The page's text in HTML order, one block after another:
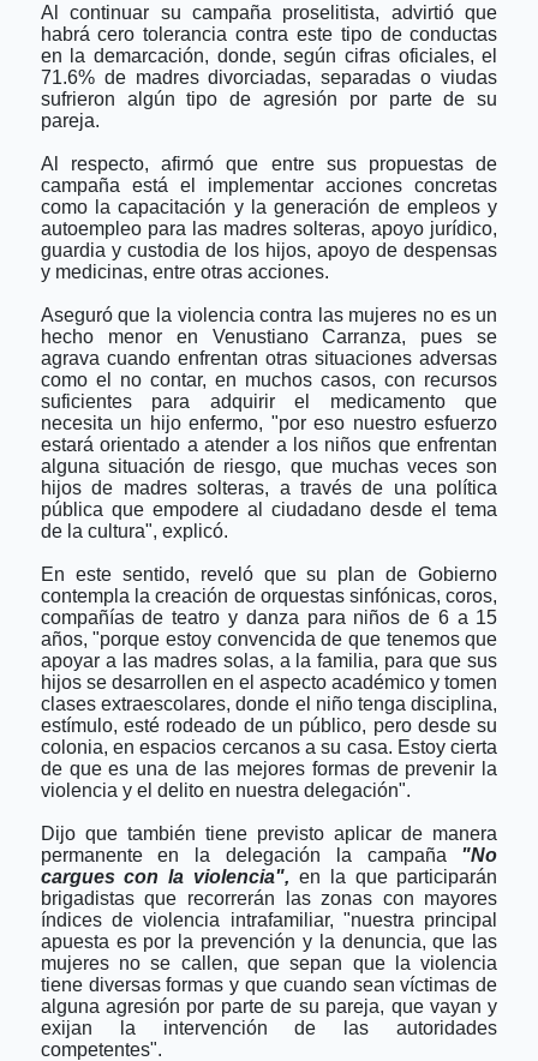
Al continuar su campaña proselitista, advirtió que
habrá cero tolerancia contra este tipo de conductas
en la demarcación, donde, según cifras oficiales, el
71.6% de madres divorciadas, separadas o viudas
sufrieron algún tipo de agresión por parte de su
pareja.
Al respecto, afirmó que entre sus propuestas de
campaña está el implementar acciones concretas
como la capacitación y la generación de empleos y
autoempleo para las madres solteras, apoyo jurídico,
guardia y custodia de los hijos, apoyo de despensas
y medicinas, entre otras acciones.
Aseguró que la violencia contra las mujeres no es un
hecho menor en Venustiano Carranza, pues se
agrava cuando enfrentan otras situaciones adversas
como el no contar, en muchos casos, con recursos
suficientes para adquirir el medicamento que
necesita un hijo enfermo, "por eso nuestro esfuerzo
estará orientado a atender a los niños que enfrentan
alguna situación de riesgo, que muchas veces son
hijos de madres solteras, a través de una política
pública que empodere al ciudadano desde el tema
de la cultura", explicó.
En este sentido, reveló que su plan de Gobierno
contempla la creación de orquestas sinfónicas, coros,
compañías de teatro y danza para niños de 6 a 15
años, "porque estoy convencida de que tenemos que
apoyar a las madres solas, a la familia, para que sus
hijos se desarrollen en el aspecto académico y tomen
clases extraescolares, donde el niño tenga disciplina,
estímulo, esté rodeado de un público, pero desde su
colonia, en espacios cercanos a su casa. Estoy cierta
de que es una de las mejores formas de prevenir la
violencia y el delito en nuestra delegación".
Dijo que también tiene previsto aplicar de manera
permanente en la delegación la campaña "No
cargues con la violencia", en la que participarán
brigadistas que recorrerán las zonas con mayores
índices de violencia intrafamiliar, "nuestra principal
apuesta es por la prevención y la denuncia, que las
mujeres no se callen, que sepan que la violencia
tiene diversas formas y que cuando sean víctimas de
alguna agresión por parte de su pareja, que vayan y
exijan la intervención de las autoridades
competentes".